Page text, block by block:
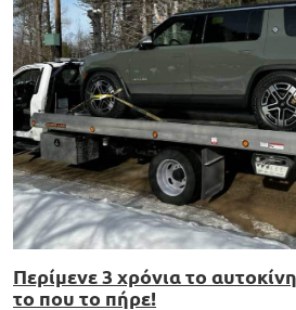
Περίμενε 3 χρόνια το
το που το πήρε!